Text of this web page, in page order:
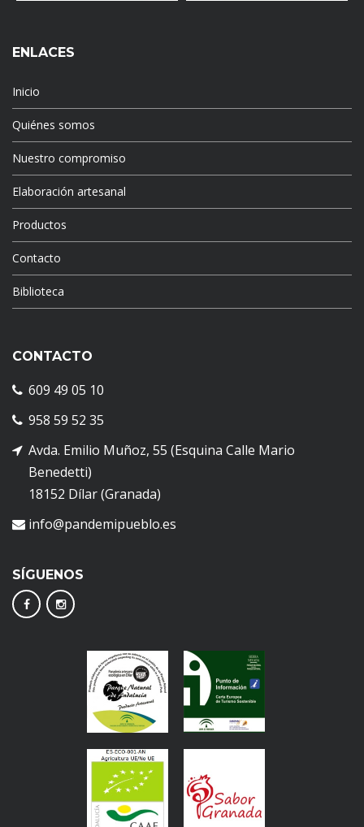
ENLACES
Inicio
Quiénes somos
Nuestro compromiso
Elaboración artesanal
Productos
Contacto
Biblioteca
CONTACTO
609 49 05 10
958 59 52 35
Avda. Emilio Muñoz, 55 (Esquina Calle Mario
Benedetti)
18152 Dílar (Granada)
info@pandemipueblo.es
SÍGUENOS